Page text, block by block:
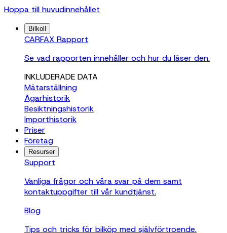
Hoppa till huvudinnehållet
Bilkoll
CARFAX Rapport
Se vad rapporten innehåller och hur du läser den.
INKLUDERADE DATA
Mätarställning
Ägarhistorik
Besiktningshistorik
Importhistorik
Priser
Företag
Resurser
Support
Vanliga frågor och våra svar på dem samt
kontaktuppgifter till vår kundtjänst.
Blog
Tips och tricks för bilköp med självförtroende.